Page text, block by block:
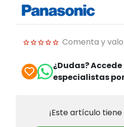
Comenta y
¿Dudas?
especialistas
¡Este artículo